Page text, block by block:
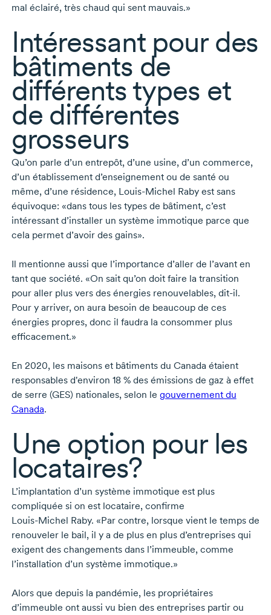
mal éclairé, très chaud qui sent mauvais.»
Intéressant pour des
bâtiments de
différents types et
de différentes
grosseurs
Qu’on parle d’un entrepôt, d’une usine, d’un commerce,
d’un établissement d’enseignement ou de santé ou
même, d’une résidence, Louis-Michel Rabyest sans
équivoque: «dans tous les types de bâtiment, c’est
intéressant d’installer un système immotique parce que
cela permet d’avoir des gains».
Il mentionne aussi que l’importance d’aller de l’avant en
tant que société. «On sait qu’on doit faire la transition
pour aller plus vers des énergies renouvelables, dit-il.
Pour y arriver, on aura besoin de beaucoup de ces
énergies propres, donc il faudra la consommer plus
efficacement.»
En 2020, les maisons et bâtiments du Canada étaient
responsables d'environ 18 %des émissions de gaz à effet
de serre (GES) nationales, selon le gouvernement du
Canada.
Une option pour les
locataires?
L’implantation d’un système immotique est plus
compliquée si on est locataire, confirme
Louis-Michel Raby. «Par contre, lorsque vient le temps de
renouveler le bail, il y a de plus en plus d’entreprises qui
exigent des changements dans l’immeuble, comme
l’installation d’un système immotique.»
Alors que depuis la pandémie, les propriétaires
d’immeuble ont aussi vu bien des entreprises partir ou